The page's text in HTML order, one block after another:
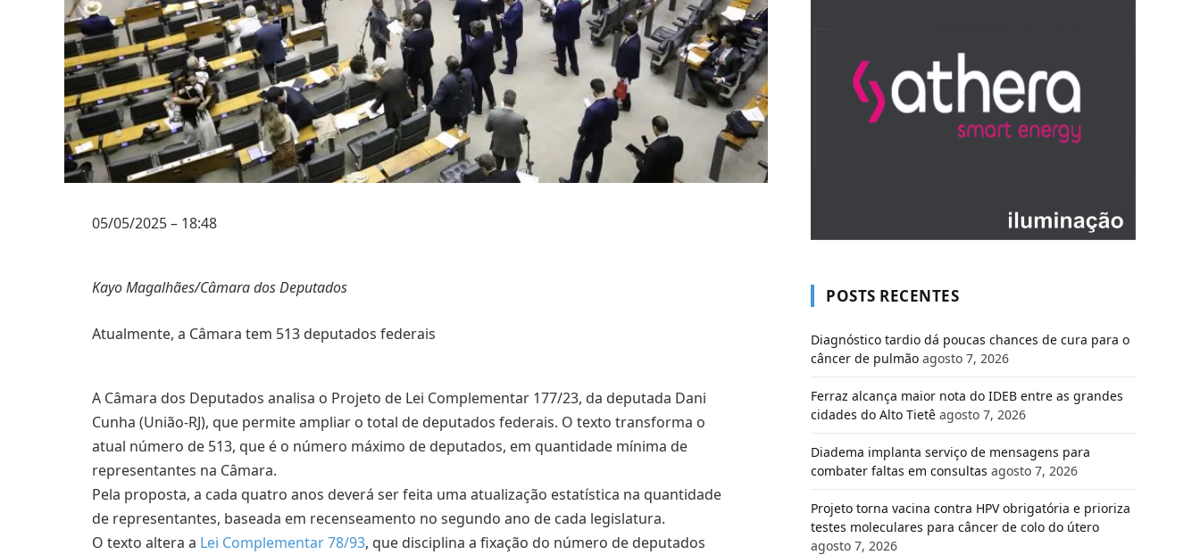
05/05/2025 – 18:48
Kayo Magalhães/Câmara dos Deputados
Atualmente, a Câmara tem 513 deputados federais
A Câmara dos Deputados analisa o Projeto de Lei Complementar 177/23, da deputada Dani
Cunha (União-RJ), que permite ampliar o total de deputados federais. O texto transforma o
atual número de 513, que é o número máximo de deputados, em quantidade mínima de
representantes na Câmara.
Pela proposta, a cada quatro anos deverá ser feita uma atualização estatística na quantidade
de representantes, baseada em recenseamento no segundo ano de cada legislatura.
O texto altera a Lei Complementar 78/93, que disciplina a fixação do número de deputados
POSTS RECENTES
Diagnóstico tardio dá poucas chances de cura para o
câncer de pulmão agosto 7, 2026
Ferraz alcança maior nota do IDEB entre as grandes
cidades do Alto Tietê agosto 7, 2026
Diadema implanta serviço de mensagens para
combater faltas em consultas agosto 7, 2026
Projeto torna vacina contra HPV obrigatória e prioriza
testes moleculares para câncer de colo do útero
agosto 7, 2026